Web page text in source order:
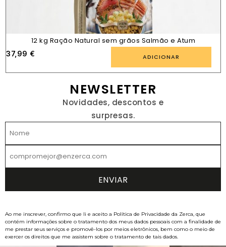
12 kg Ração Natural sem grãos Salmão e Atum
37,99 € ADICIONAR
NEWSLETTER
Novidades, descontos e
surpresas.
Ao me inscrever, confirmo que li e aceito a Política de Privacidade da Zerca, que
contém informações sobre o tratamento dos meus dados pessoais com a finalidade de
me prestar seus serviços e promovê-los por meios eletrônicos, bem como o meio de
exercer os direitos que me assistem sobre o tratamento de tais dados.